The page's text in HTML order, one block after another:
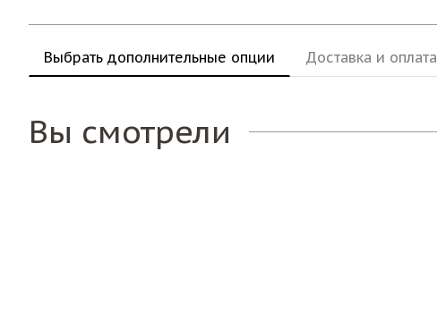
Выбрать дополнительные опции Доставка и оплата
Вы смотрели